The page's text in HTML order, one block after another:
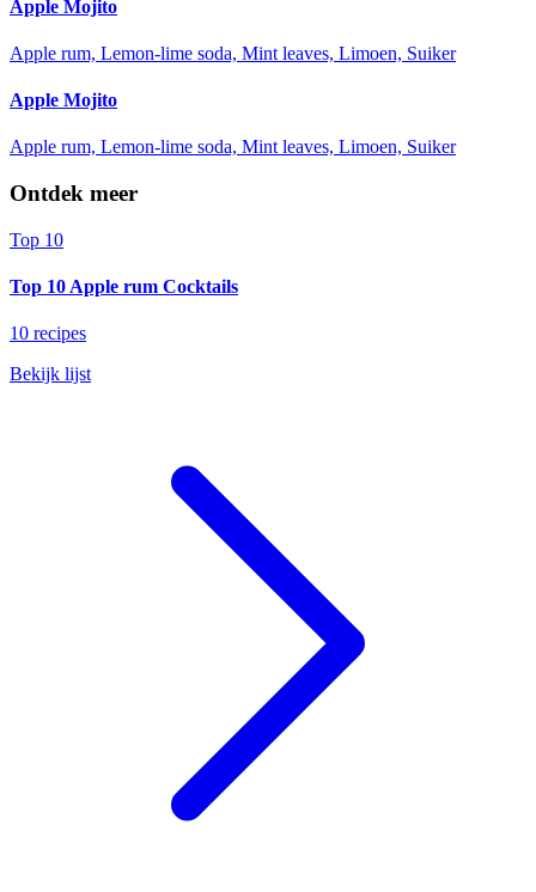
Apple Mojito
Apple rum, Lemon-lime soda, Mint leaves, Limoen, Suiker
Apple Mojito
Apple rum, Lemon-lime soda, Mint leaves, Limoen, Suiker
Ontdek meer
Top 10
Top 10 Apple rum Cocktails
10 recipes
Bekijk lijst